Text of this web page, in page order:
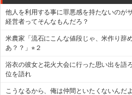
他人を利用する事に罪悪感を持たないのが
経営者ってそんなもんだろ？
米農家「流石にこんな値段じゃ、米作り辞
あ？？」⭐︎２
浴衣の彼女と花火大会に行った思い出を
位を語れ
こうなるから、俺は仲間といたくないんだ